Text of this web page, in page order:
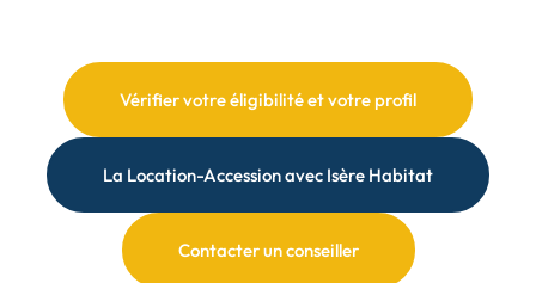
Vérifier votre éligibilité et votre profil
La Location-Accession avec Isère Habitat
Contacter un conseiller